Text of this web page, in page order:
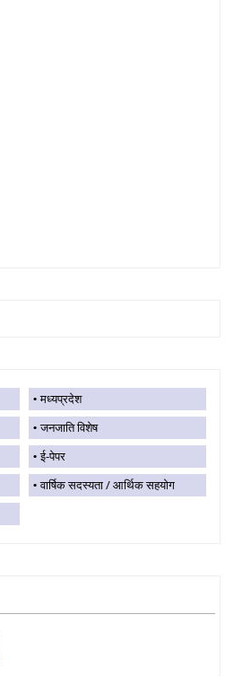
मध्यप्रदेश
जनजाति विशेष
ई-पेपर
वार्षिक सदस्यता / आर्थिक सहयोग